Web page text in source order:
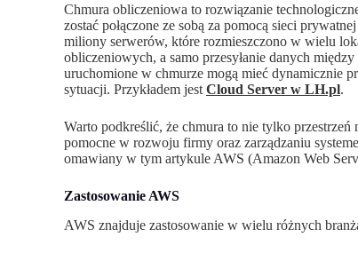
Chmura obliczeniowa to rozwiązanie
zostać połączone ze sobą za pomocą sieci
miliony serwerów, które rozmieszczono w wielu
obliczeniowych, a samo przesyłanie danych
uruchomione w chmurze mogą mieć dynamicznie
sytuacji. Przykładem jest Cloud Server w LH.pl.
Warto podkreślić, że chmura to nie tylko przestrzeń
pomocne w rozwoju firmy oraz zarządzaniu
omawiany w tym artykule AWS (Amazon Web
Zastosowanie AWS
AWS znajduje zastosowanie w wielu różnych